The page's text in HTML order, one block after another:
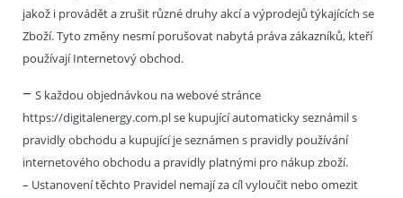
jakož i provádět a zrušit různé druhy akcí a výprodejů týkajících se
Zboží. Tyto změny nesmí porušovat nabytá práva zákazníků, kteří
používají Internetový obchod.
– S každou objednávkou na webové stránce
https://digitalenergy.com.pl se kupující automaticky seznámil s
pravidly obchodu a kupující je seznámen s pravidly používání
internetového obchodu a pravidly platnými pro nákup zboží.
– Ustanovení těchto Pravidel nemají za cíl vyloučit nebo omezit